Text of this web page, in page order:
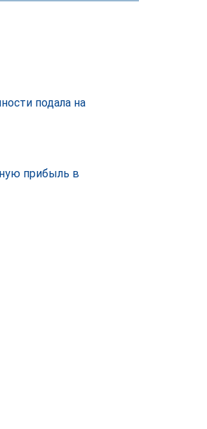
подала на
прибыль в